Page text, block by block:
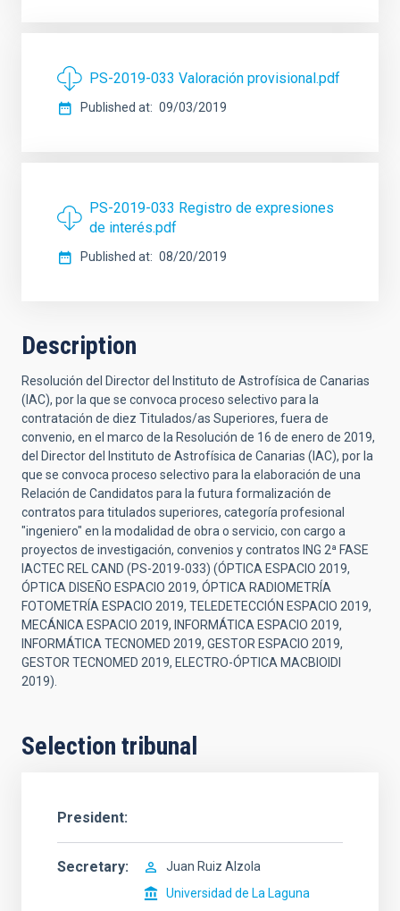
PS-2019-033 Valoración provisional.pdf
Published at 09/03/2019
PS-2019-033 Registro de expresiones
de interés.pdf
Published at 08/20/2019
Description
Resolución del Director del Instituto de Astrofísica de Canarias
(IAC), por la que se convoca proceso selectivo para la
contratación de diez Titulados/as Superiores, fuera de
convenio, en el marco de la Resolución de 16 de enero de 2019,
del Director del Instituto de Astrofísica de Canarias (IAC), por la
que se convoca proceso selectivo para la elaboración de una
Relación de Candidatos para la futura formalización de
contratos para titulados superiores, categoría profesional
"ingeniero" en la modalidad de obra o servicio, con cargo a
proyectos de investigación, convenios y contratos ING 2ª FASE
IACTEC REL CAND (PS-2019-033) (ÓPTICA ESPACIO 2019,
ÓPTICA DISEÑO ESPACIO 2019, ÓPTICA RADIOMETRÍA
FOTOMETRÍA ESPACIO 2019, TELEDETECCIÓN ESPACIO 2019,
MECÁNICA ESPACIO 2019, INFORMÁTICA ESPACIO 2019,
INFORMÁTICA TECNOMED 2019, GESTOR ESPACIO 2019,
GESTOR TECNOMED 2019, ELECTRO-ÓPTICA MACBIOIDI
2019).
Selection tribunal
President
Secretary
Juan Ruiz Alzola
Universidad de La Laguna